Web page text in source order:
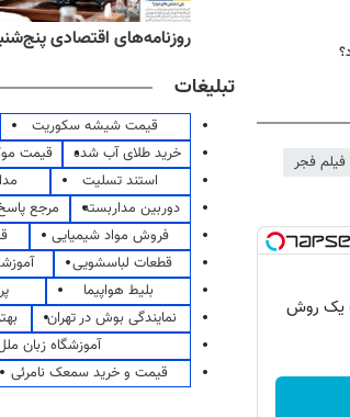
فجر
یک روش
روزنامه‌های اقتصادی پنج‌شنبه ۱۵ مرداد
تبلیغات
قیمت شیشه سکوریت
خرید طلای آب شده
قیمت
استند تسلیت
دوربین مداربسته
مرجع
فروش مواد شیمیایی
قطعات لباسشویی
بلیط هواپیما
نمایندگی بوش در تهران
آموزشگاه زبان
قیمت و خرید سمعک نامرئی